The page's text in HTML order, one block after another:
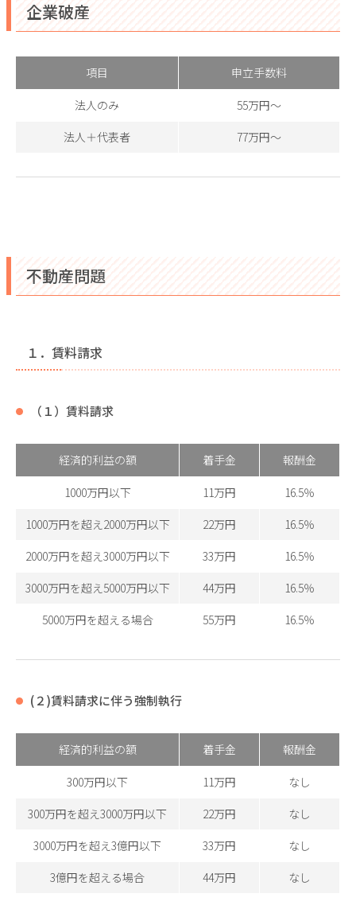
企業破産
項目 申立手数料
法人のみ
55万円～
法人＋代表者
77万円～
不動産問題
１．賃料請求
（１）賃料請求
経済的利益の額 着手金 報酬金
1000万円以下 11万円
16.5％
1000万円を超え2000万円以下
22万円
16.5％
2000万円を超え3000万円以下
33万円
16.5％
3000万円を超え5000万円以下
44万円
16.5％
5000万円を超える場合
55万円 16.5％
(２)賃料請求に伴う強制執行
経済的利益の額 着手金 報酬金
300万円以下 11万円
なし
300万円を超え3000万円以下
22万円
なし
3000万円を超え3億円以下
33万円
なし
3億円を超える場合
44万円 なし